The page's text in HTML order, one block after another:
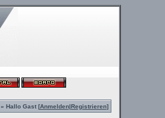
» Hallo Gast [Anmelden|Registrieren]